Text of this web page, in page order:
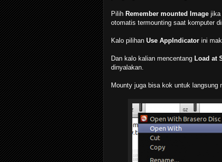
Pilih Remember mounted Image jika
otomatis termounting saat komputer
Kalo pilihan Use AppIndicator ini
Dan kalo kalian mencentang Load at
dinyalakan.
Mounty juga bisa kok untuk langsung